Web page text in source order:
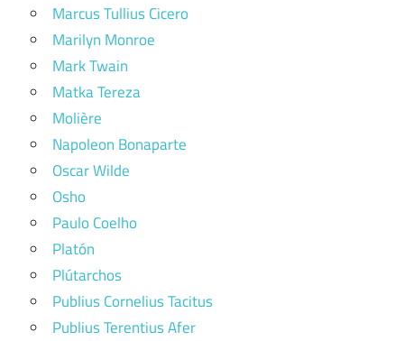
Marcus Tullius Cicero
Marilyn Monroe
Mark Twain
Matka Tereza
Molière
Napoleon Bonaparte
Oscar Wilde
Osho
Paulo Coelho
Platón
Plútarchos
Publius Cornelius Tacitus
Publius Terentius Afer